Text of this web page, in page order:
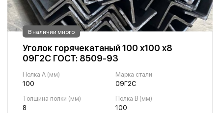
В наличии много
Уголок горячекатаный 100 х100 х8
09Г2С ГОСТ: 8509-93
Полка A (мм)
100
Марка стали
09Г2С
Толщина полки (мм)
8
Полка B (мм)
100